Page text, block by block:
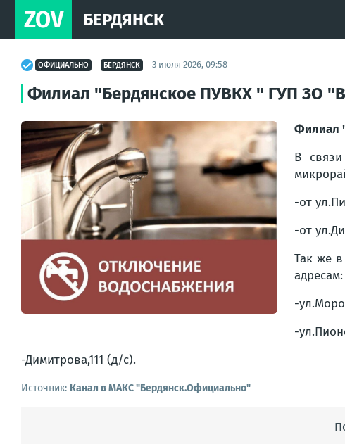
ZOV БЕРДЯНСК
ОФИЦИАЛЬНО БЕРДЯНСК 3 июля 2026, 09:58
Филиал "Бердянское ПУВКХ " ГУП ЗО
Филиал
В
-от
-от
Так же
адресам:
-
-
-Димитрова,111 (д/с).
Источник: Канал в МАКС "Бердянск.Официально"